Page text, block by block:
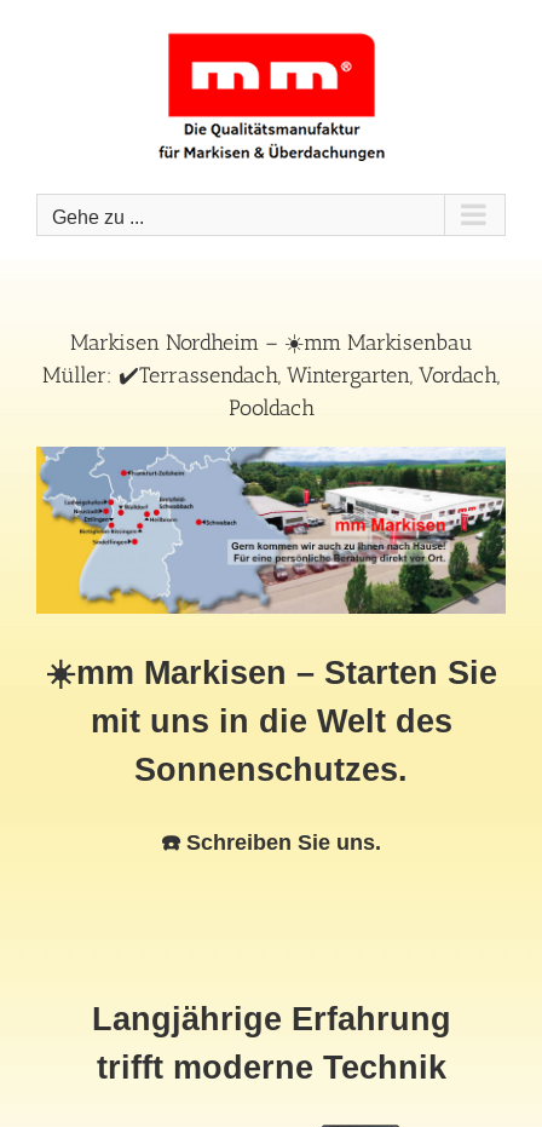
Gehe zu ...
Markisen Nordheim – ☀️mm Markisenbau
Müller: ✔️Terrassendach, Wintergarten, Vordach,
Pooldach
☀️mm Markisen – Starten Sie
mit uns in die Welt des
Sonnenschutzes.
☎️ Schreiben Sie uns.
Langjährige Erfahrung
trifft moderne Technik